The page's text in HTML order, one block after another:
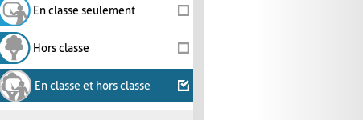
En classe seulement
Hors classe
En classe et hors classe